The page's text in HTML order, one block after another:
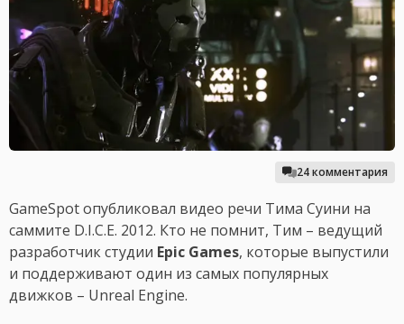
24 комментария
GameSpot опубликовал видео речи Тима Суини на
саммите D.I.C.E. 2012. Кто не помнит, Тим – ведущий
разработчик студии Epic Games, которые выпустили
и поддерживают один из самых популярных
движков – Unreal Engine.